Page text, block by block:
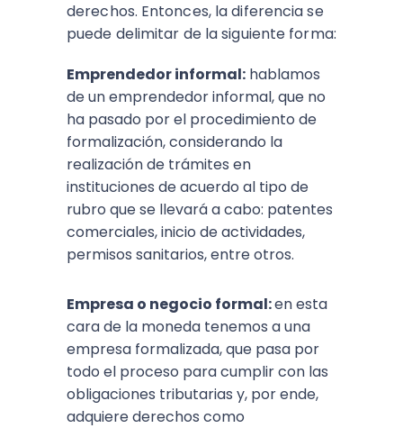
derechos. Entonces, la diferencia se
puede delimitar de la siguiente forma:
Emprendedor informal: hablamos
de un emprendedor informal, que no
ha pasado por el procedimiento de
formalización, considerando la
realización de trámites en
instituciones de acuerdo al tipo de
rubro que se llevará a cabo: patentes
comerciales, inicio de actividades,
permisos sanitarios, entre otros.
Empresa o negocio formal:en esta
cara de la moneda tenemos a una
empresa formalizada, que pasa por
todo el proceso para cumplir con las
obligaciones tributarias y, por ende,
adquiere derechos como